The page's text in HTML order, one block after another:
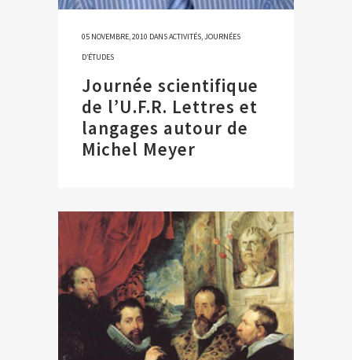
05 NOVEMBRE, 2010 DANSACTIVITÉS,JOURNÉES
D’ÉTUDES
Journée scientifique
de l’U.F.R. Lettres et
langages autour de
Michel Meyer